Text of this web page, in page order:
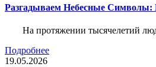
Разгадываем Небесные Символы:
На протяжении тысячелетий
Подробнее
19.05.2026